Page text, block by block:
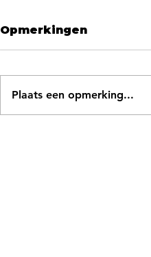
Sant Jordi Desvalls
Opmerkingen
Plaats een opmerking...